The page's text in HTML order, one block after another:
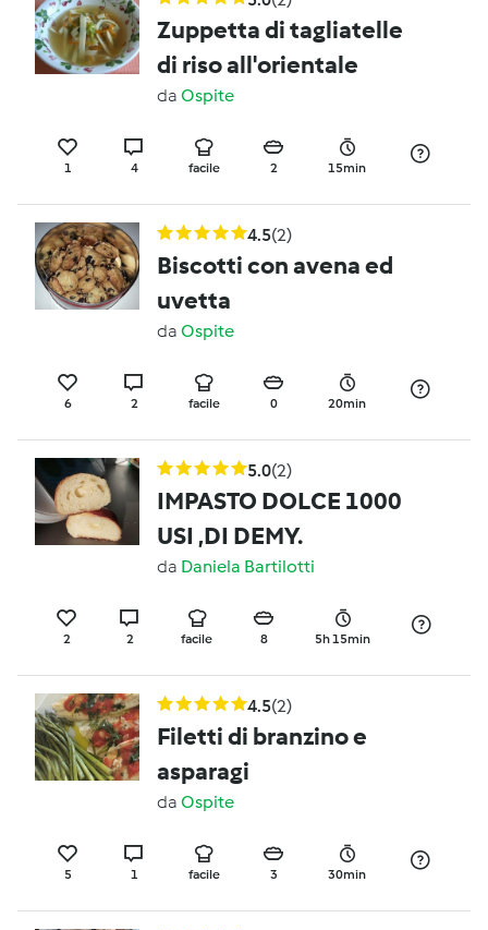
Zuppetta di tagliatelle
di riso all'orientale
da Ospite
1 4 facile 2 15min
4.5(2)
Biscotti con avena ed
uvetta
da Ospite
6 2 facile 0 20min
5.0(2)
IMPASTO DOLCE 1000
USI ,DI DEMY.
da Daniela Bartilotti
2 2 facile 8 5h 15min
4.5(2)
Filetti di branzino e
asparagi
da Ospite
5 1 facile 3 30min